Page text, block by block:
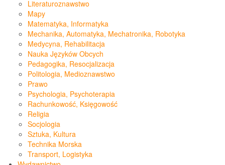
Literaturoznawstwo
Mapy
Matematyka, Informatyka
Mechanika, Automatyka, Mechatronika, Robotyka
Medycyna, Rehabilitacja
Nauka Języków Obcych
Pedagogika, Resocjalizacja
Politologia, Medioznawstwo
Prawo
Psychologia, Psychoterapia
Rachunkowość, Księgowość
Religia
Socjologia
Sztuka, Kultura
Technika Morska
Transport, Logistyka